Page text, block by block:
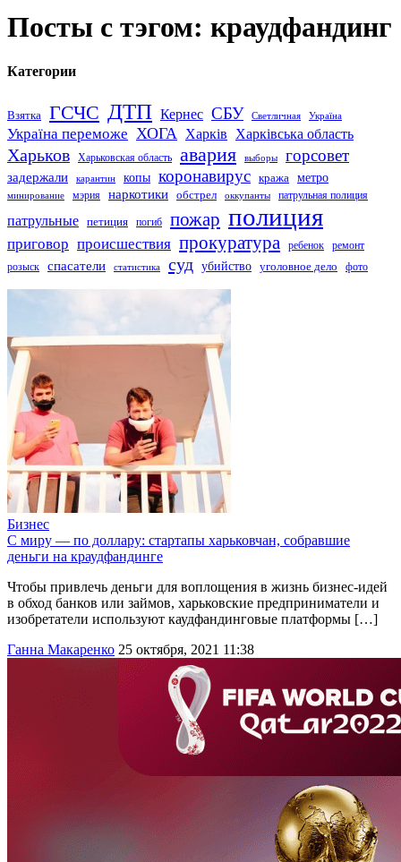
Посты с тэгом: краудфандинг
Категории
Взятка ГСЧС ДТП Кернес СБУ Светличная Україна
Україна переможе ХОГА Харків Харківська область
Харьков Харьковская область авария выборы горсовет
задержали карантин копы коронавирус кража метро
минирование мэрия наркотики обстрел оккупанты патрульная полиция
патрульные петиция погиб пожар полиция
приговор происшествия прокуратура ребенок
ремонт
розыск
спасатели статистика суд убийство уголовное дело фото
Бизнес
С миру — по доллару: стартапы харьковчан, собравшие
деньги на краудфандинге
Чтобы привлечь деньги для воплощения в жизнь бизнес-идей
в обход банков или займов, харьковские предприниматели и
изобретатели используют каудфандинговые платформы […]
Ганна Макаренко 25 октября, 2021 11:38